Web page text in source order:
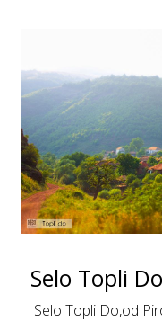
Selo Topli Do
Selo Topli Do,od